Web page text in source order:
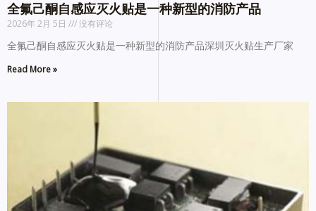
全氟己酮自感应灭火贴是一种新型的消防产品
2026年 2月 5日 没有评论
全氟己酮自感应灭火贴是一种新型的消防产品深圳灭火贴生产厂家
Read More »